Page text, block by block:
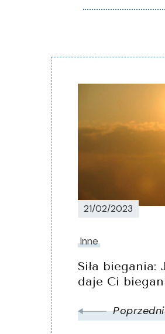
wpisu
21/02/2023
Inne
Siła biegania:
daje Ci